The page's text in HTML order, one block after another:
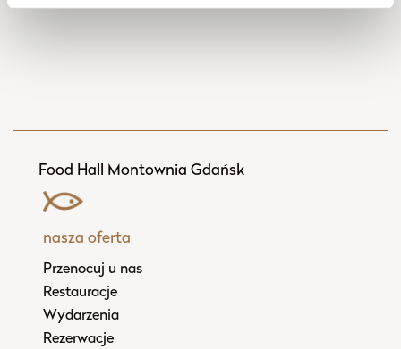
Food Hall Montownia Gdańsk
nasza oferta
Przenocuj u nas
Restauracje
Wydarzenia
Rezerwacje